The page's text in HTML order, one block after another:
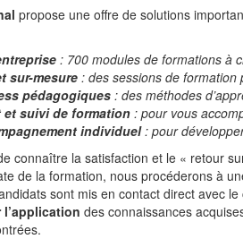
propose une offre de solutions
: 700 modules de formations à
sur-mesure : des sessions de
pédagogiques : des méthodes
et suivi de formation : pour vous
individuel: pour
connaître la satisfaction et le « retour
de la formation, nous procéderons à
sont mis en contact direct avec
l’application des connaissances